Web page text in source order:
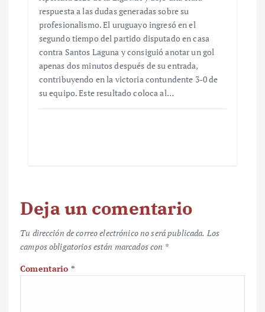
respuesta a las dudas generadas sobre su
profesionalismo. El uruguayo ingresó en el
segundo tiempo del partido disputado en casa
contra Santos Laguna y consiguió anotar un gol
apenas dos minutos después de su entrada,
contribuyendo en la victoria contundente 3-0 de
su equipo. Este resultado coloca al…
Deja un comentario
Tu dirección de correo electrónico no será publicada. Los
campos obligatorios están marcados con *
Comentario *